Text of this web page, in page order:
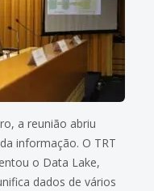
a reunião abriu
informação. O TRT
o Data Lake,
dados de vários